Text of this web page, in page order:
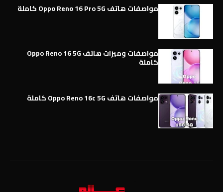
مواصفات هاتف Oppo Reno 16 Pro 5G كاملة
مواصفات وميزات هاتف Oppo Reno 16 5G
كاملة
مواصفات هاتف Oppo Reno 16c 5G كاملة